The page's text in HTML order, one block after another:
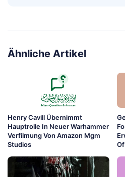
Ähnliche Artikel
Henry Cavill Übernimmt
Hauptrolle In Neuer Warhammer
Verfilmung Von Amazon Mgm
Studios